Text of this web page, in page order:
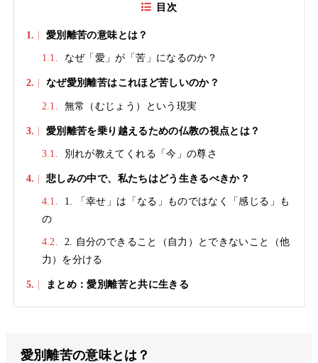
目次
1. 愛別離苦の意味とは？
1.1. なぜ「愛」が「苦」になるのか？
2. なぜ愛別離苦はこれほど苦しいのか？
2.1. 無常（むじょう）という現実
3. 愛別離苦を乗り越えるための仏教の視点とは？
3.1. 別れが教えてくれる「今」の尊さ
4. 悲しみの中で、私たちはどう生きるべきか？
4.1.
1. 「幸せ」は「なる」ものではなく「感じる」も
の
4.2.
2. 自分のできること（自力）とできないこと（他
力）を分ける
5. まとめ：愛別離苦と共に生きる
愛別離苦の意味とは？